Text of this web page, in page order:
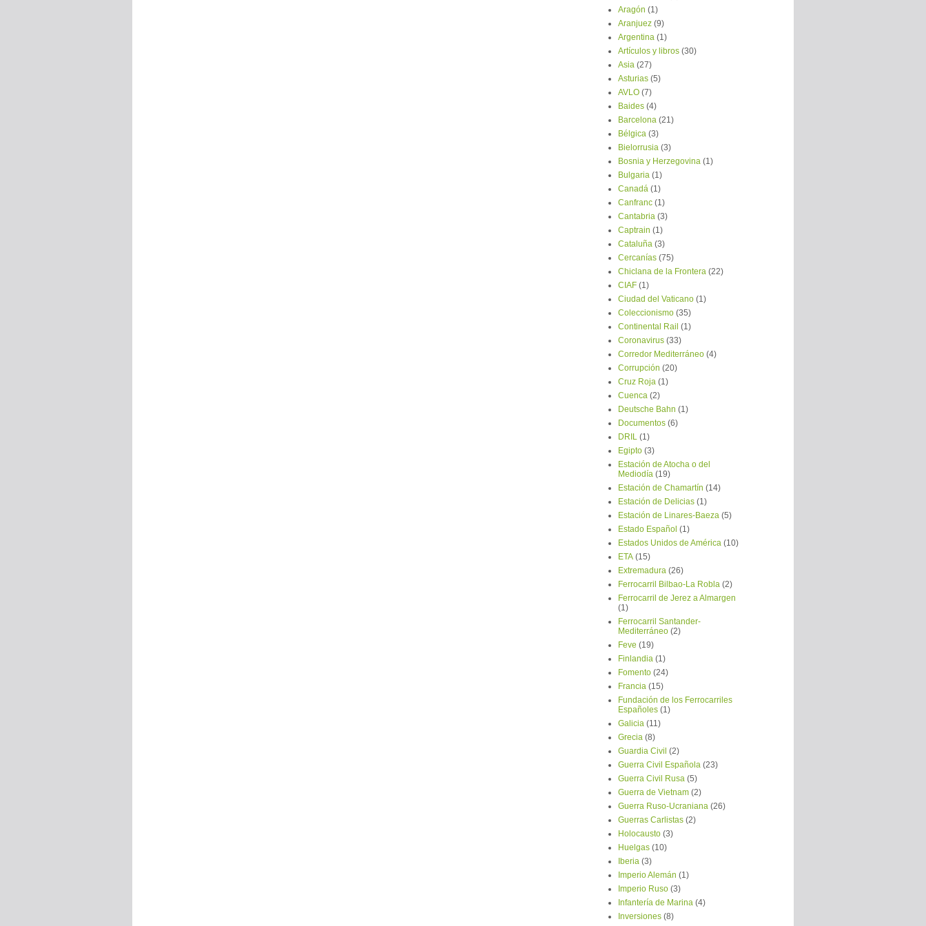
Aragón (1)
Aranjuez (9)
Argentina (1)
Artículos y libros (30)
Asia (27)
Asturias (5)
AVLO (7)
Baides (4)
Barcelona (21)
Bélgica (3)
Bielorrusia (3)
Bosnia y Herzegovina (1)
Bulgaria (1)
Canadá (1)
Canfranc (1)
Cantabria (3)
Captrain (1)
Cataluña (3)
Cercanías (75)
Chiclana de la Frontera (22)
CIAF (1)
Ciudad del Vaticano (1)
Coleccionismo (35)
Continental Rail (1)
Coronavirus (33)
Corredor Mediterráneo (4)
Corrupción (20)
Cruz Roja (1)
Cuenca (2)
Deutsche Bahn (1)
Documentos (6)
DRIL (1)
Egipto (3)
Estación de Atocha o del
Mediodía (19)
Estación de Chamartín (14)
Estación de Delicias (1)
Estación de Linares-Baeza (5)
Estado Español (1)
Estados Unidos de América (10)
ETA (15)
Extremadura (26)
Ferrocarril Bilbao-La Robla (2)
Ferrocarril de Jerez a Almargen
(1)
Ferrocarril Santander-
Mediterráneo (2)
Feve (19)
Finlandia (1)
Fomento (24)
Francia (15)
Fundación de los Ferrocarriles
Españoles (1)
Galicia (11)
Grecia (8)
Guardia Civil (2)
Guerra Civil Española (23)
Guerra Civil Rusa (5)
Guerra de Vietnam (2)
Guerra Ruso-Ucraniana (26)
Guerras Carlistas (2)
Holocausto (3)
Huelgas (10)
Iberia (3)
Imperio Alemán (1)
Imperio Ruso (3)
Infantería de Marina (4)
Inversiones (8)